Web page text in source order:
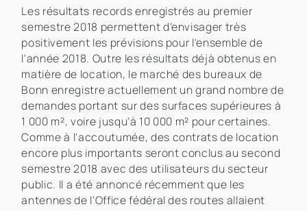
Les résultats records enregistrés au premier
semestre 2018 permettent d'envisager très
positivement les prévisions pour l'ensemble de
l'année 2018. Outre les résultats déjà obtenus en
matière de location, le marché des bureaux de
Bonn enregistre actuellement un grand nombre de
demandes portant sur des surfaces supérieures à
1 000 m², voire jusqu'à 10 000 m² pour certaines.
Comme à l'accoutumée, des contrats de location
encore plus importants seront conclus au second
semestre 2018 avec des utilisateurs du secteur
public. Il a été annoncé récemment que les
antennes de l'Office fédéral des routes allaient